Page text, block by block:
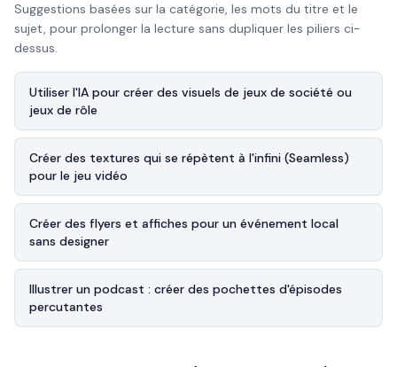
Suggestions basées sur la catégorie, les mots du titre et le
sujet, pour prolonger la lecture sans dupliquer les piliers ci-
dessus.
Utiliser l'IA pour créer des visuels de jeux de société ou
jeux de rôle
Créer des textures qui se répètent à l'infini (Seamless)
pour le jeu vidéo
Créer des flyers et affiches pour un événement local
sans designer
Illustrer un podcast : créer des pochettes d'épisodes
percutantes